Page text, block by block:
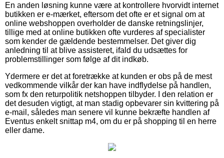
En anden løsning kunne være at kontrollere hvorvidt internet
butikken er e-mærket, eftersom det ofte er et signal om at
online webshoppen overholder de danske retningslinjer,
tillige med at online butikken ofte vurderes af specialister
som kender de gældende bestemmelser. Det giver dig
anledning til at blive assisteret, ifald du udsættes for
problemstillinger som følge af dit indkøb.
Ydermere er det at foretrække at kunden er obs på de mest
vedkommende vilkår der kan have indflydelse på handlen,
som fx den returpolitik netshoppen tilbyder. I den relation er
det desuden vigtigt, at man stadig opbevarer sin kvittering på
e-mail, således man senere vil kunne bekræfte handlen af
Eventus enkelt snittap m4, om du er på shopping til en herre
eller dame.